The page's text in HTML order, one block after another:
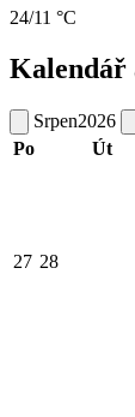
24/11 °C
Kalendář
Srpen2026
Po
Út
27 28